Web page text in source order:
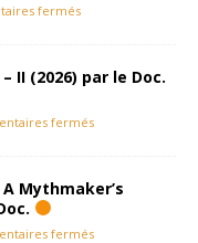
fermés
II (2026) par le Doc.
fermés
Mythmaker’s
fermés